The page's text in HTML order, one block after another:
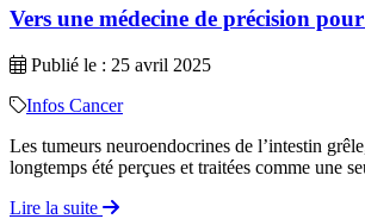
Vers une médecine de précision
Publié le : 25 avril 2025
Infos Cancer
Les tumeurs neuroendocrines de l’intestin
longtemps été perçues et traitées comme une
Lire la suite